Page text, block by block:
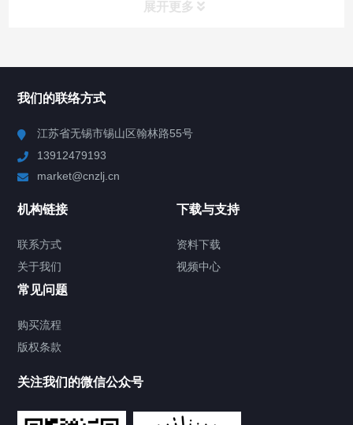
展开更多
Chiller高精度制冷循环器
TCU温度控制单元
Chiller气体控温系统
我们的联络方式
江苏省无锡市锡山区翰林路55号
13912479193
market@cnzlj.cn
机构链接
联系方式
关于我们
下载与支持
资料下载
视频中心
常见问题
购买流程
版权条款
关注我们的微信公众号